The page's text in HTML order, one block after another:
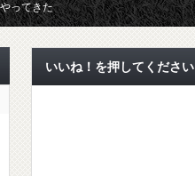
ってきた
も対策を！
いいね！を押してください